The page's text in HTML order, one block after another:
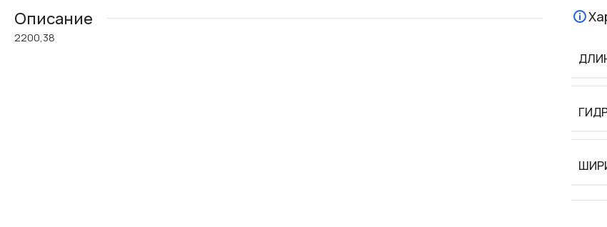
Описание
2200,38